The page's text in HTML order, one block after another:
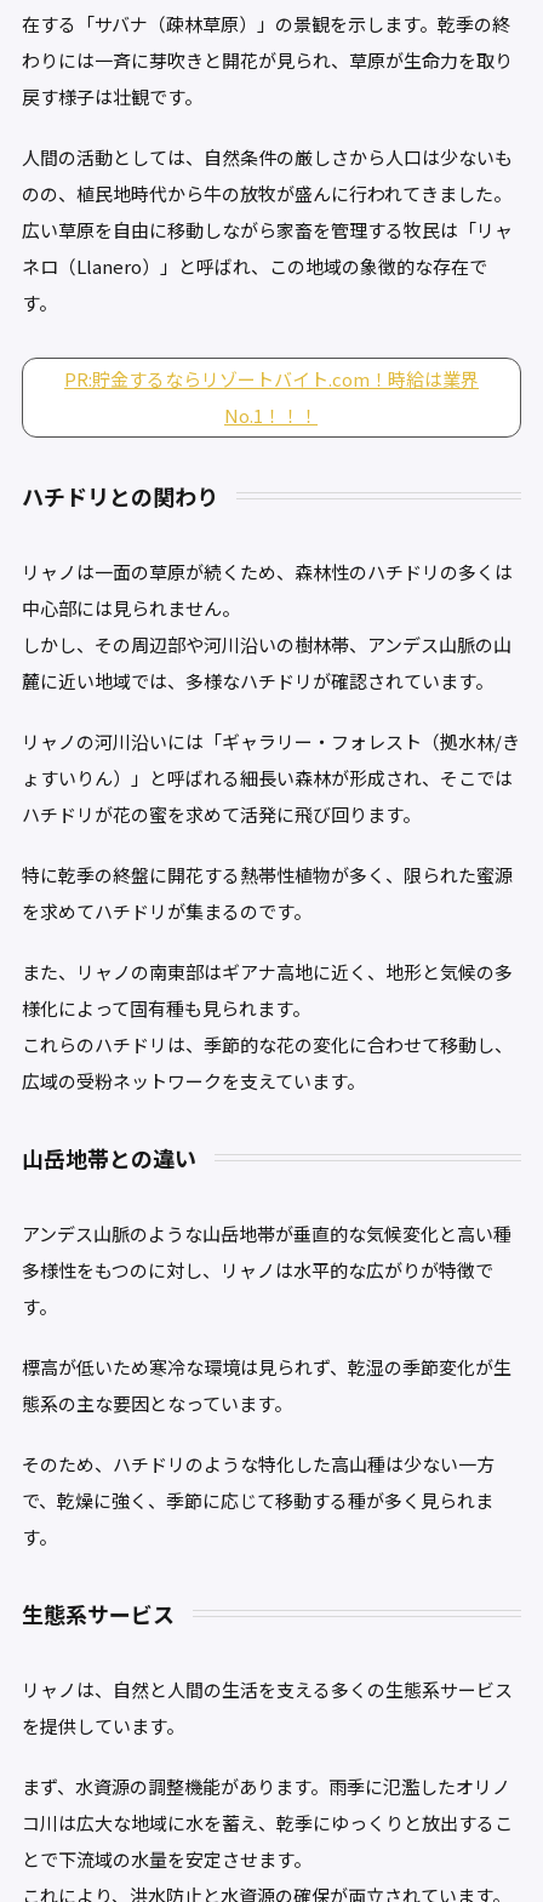
在する「サバナ（疎林草原）」の景観を示します。乾季の終
わりには一斉に芽吹きと開花が見られ、草原が生命力を取り
戻す様子は壮観です。
人間の活動としては、自然条件の厳しさから人口は少ないも
のの、植民地時代から牛の放牧が盛んに行われてきました。
広い草原を自由に移動しながら家畜を管理する牧民は「リャ
ネロ（Llanero）」と呼ばれ、この地域の象徴的な存在で
す。
PR:貯金するならリゾートバイト.com！時給は業界
No.1！！！
ハチドリとの関わり
リャノは一面の草原が続くため、森林性のハチドリの多くは
中心部には見られません。
しかし、その周辺部や河川沿いの樹林帯、アンデス山脈の山
麓に近い地域では、多様なハチドリが確認されています。
リャノの河川沿いには「ギャラリー・フォレスト（拠水林/き
ょすいりん）」と呼ばれる細長い森林が形成され、そこでは
ハチドリが花の蜜を求めて活発に飛び回ります。
特に乾季の終盤に開花する熱帯性植物が多く、限られた蜜源
を求めてハチドリが集まるのです。
また、リャノの南東部はギアナ高地に近く、地形と気候の多
様化によって固有種も見られます。
これらのハチドリは、季節的な花の変化に合わせて移動し、
広域の受粉ネットワークを支えています。
山岳地帯との違い
アンデス山脈のような山岳地帯が垂直的な気候変化と高い種
多様性をもつのに対し、リャノは水平的な広がりが特徴で
す。
標高が低いため寒冷な環境は見られず、乾湿の季節変化が生
態系の主な要因となっています。
そのため、ハチドリのような特化した高山種は少ない一方
で、乾燥に強く、季節に応じて移動する種が多く見られま
す。
生態系サービス
リャノは、自然と人間の生活を支える多くの生態系サービス
を提供しています。
まず、水資源の調整機能があります。雨季に氾濫したオリノ
コ川は広大な地域に水を蓄え、乾季にゆっくりと放出するこ
とで下流域の水量を安定させます。
これにより、洪水防止と水資源の確保が両立されています。